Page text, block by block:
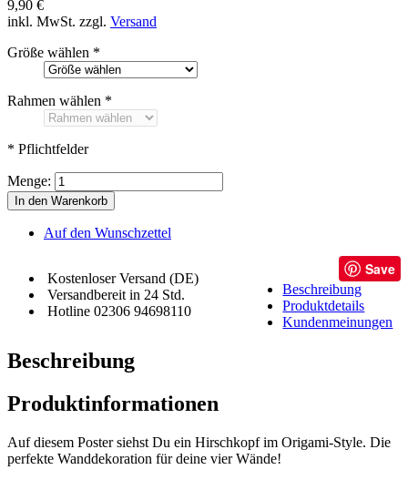
9,90 €
inkl. MwSt. zzgl. Versand
Größe wählen *
Rahmen wählen *
* Pflichtfelder
Menge:
In den Warenkorb
Auf den Wunschzettel
Kostenloser Versand (DE)
Versandbereit in 24 Std.
Hotline 02306 94698110
Save
Beschreibung
Produktdetails
Kundenmeinungen
Beschreibung
Produktinformationen
Auf diesem Poster siehst Du ein Hirschkopf im Origami-Style. Die
perfekte Wanddekoration für deine vier Wände!